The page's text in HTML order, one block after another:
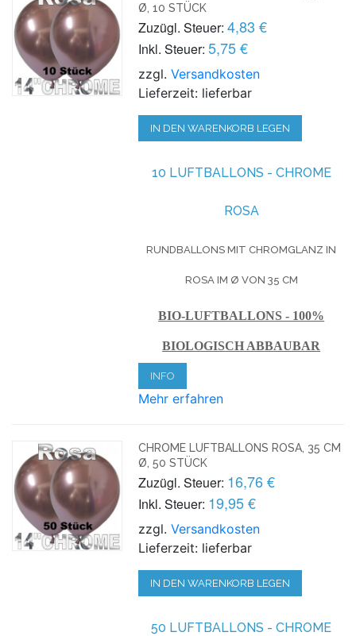
Ø, 10 STÜCK
Zuzügl. Steuer: 4,83 €
Inkl. Steuer: 5,75 €
zzgl.Versandkosten
Lieferzeit: lieferbar
IN DEN WARENKORB LEGEN
10 LUFTBALLONS - CHROME
ROSA
RUNDBALLONS MIT CHROMGLANZ IN
ROSA IM Ø VON 35 CM
BIO-LUFTBALLONS - 100%
BIOLOGISCH ABBAUBAR
INFO
Mehr erfahren
CHROME LUFTBALLONS ROSA, 35 CM
Ø, 50 STÜCK
Zuzügl. Steuer: 16,76 €
Inkl. Steuer: 19,95 €
zzgl.Versandkosten
Lieferzeit: lieferbar
IN DEN WARENKORB LEGEN
50 LUFTBALLONS - CHROME